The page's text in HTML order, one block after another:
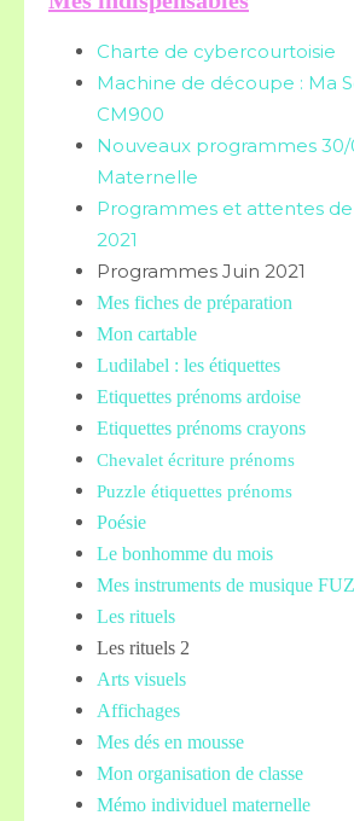
Charte de cybercourtoisie
Machine de découpe : Ma
CM900
Nouveaux programmes 30/
Maternelle
Programmes et attentes de
2021
Programmes Juin 2021
Mes fiches de préparation
Mon cartable
Ludilabel : les étiquettes
Etiquettes prénoms ardoise
Etiquettes prénoms crayons
Chevalet écriture prénoms
Puzzle étiquettes prénoms
Poésie
Le bonhomme du mois
Mes instruments de musique
Les rituels
Les rituels 2
Arts visuels
Affichages
Mes dés en mousse
Mon organisation de classe
Mémo individuel maternelle